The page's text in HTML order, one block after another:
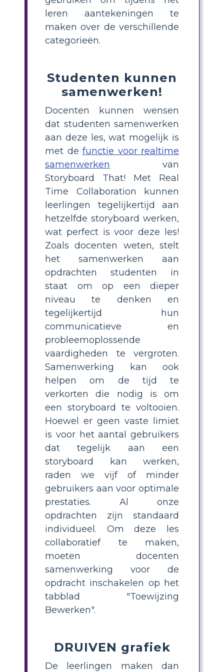
leren aantekeningen te
maken over de verschillende
categorieën.
Studenten kunnen
samenwerken!
Docenten kunnen wensen
dat studenten samenwerken
aan deze les, wat mogelijk is
met de functie voor realtime
samenwerken van
Storyboard That! Met Real
Time Collaboration kunnen
leerlingen tegelijkertijd aan
hetzelfde storyboard werken,
wat perfect is voor deze les!
Zoals docenten weten, stelt
het samenwerken aan
opdrachten studenten in
staat om op een dieper
niveau te denken en
tegelijkertijd hun
communicatieve en
probleemoplossende
vaardigheden te vergroten.
Samenwerking kan ook
helpen om de tijd te
verkorten die nodig is om
een storyboard te voltooien.
Hoewel er geen vaste limiet
is voor het aantal gebruikers
dat tegelijk aan een
storyboard kan werken,
raden we vijf of minder
gebruikers aan voor optimale
prestaties. Al onze
opdrachten zijn standaard
individueel. Om deze les
collaboratief te maken,
moeten docenten
samenwerking voor de
opdracht inschakelen op het
tabblad "Toewijzing
Bewerken".
DRUIVEN grafiek
De leerlingen maken dan